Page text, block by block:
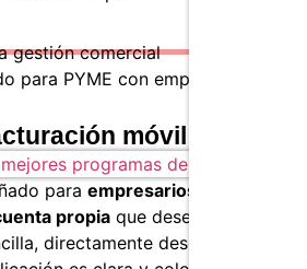
gestión comercial
para PYME con empleados
móvil intuitiva
para empresarios autónomos
propia que desean facturar de
directamente desde su